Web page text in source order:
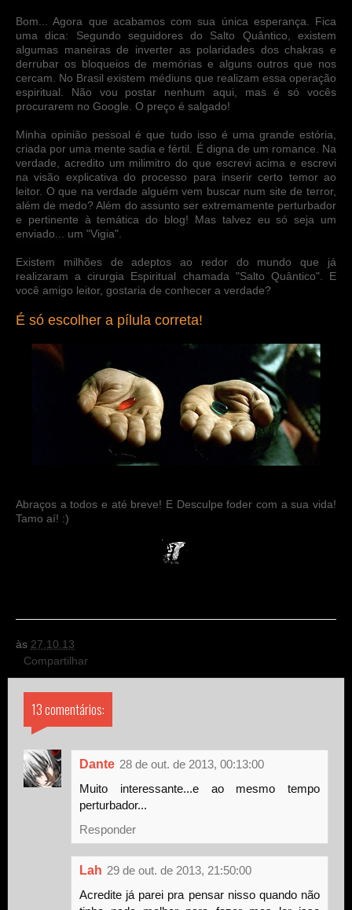
Bom... Agora que acabamos com sua única esperança. Fica
uma dica: Segundo seguidores do Salto Quântico, existem
algumas maneiras de inverter as polaridades dos chakras e
derrubar os bloqueios de memórias e alguns outros que nos
cercam. No Brasil existem médiuns que realizam essa operação
espiritual. Não vou postar nenhum aqui, mas é só vocês
procurarem no Google. O preço é salgado!
Minha opinião pessoal é que tudo isso é uma grande estória,
criada por uma mente sadia e fértil. É digna de um romance. Na
verdade, acredito um milimitro do que escrevi acima e escrevi
na visão explicativa do processo para inserir certo temor ao
leitor. O que na verdade alguém vem buscar num site de terror,
além de medo? Além do assunto ser extremamente perturbador
e pertinente à temática do blog! Mas talvez eu só seja um
enviado... um "Vigia".
Existem milhões de adeptos ao redor do mundo que já
realizaram a cirurgia Espiritual chamada "Salto Quântico". E
você amigo leitor, gostaria de conhecer a verdade?
É só escolher a pílula correta!
Abraços a todos e até breve! E Desculpe foder com a sua vida!
Tamo aí! :)
às 27.10.13
Compartilhar
13 comentários:
Dante 28 de out. de 2013, 00:13:00
Muito interessante...e ao mesmo tempo
perturbador...
Responder
Lah 29 de out. de 2013, 21:50:00
Acredite já parei pra pensar nisso quando não